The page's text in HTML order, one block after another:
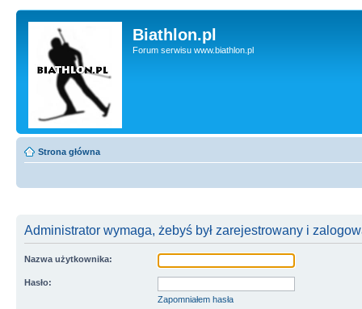
Biathlon.pl
Forum serwisu www.biathlon.pl
Strona główna
Administrator wymaga, żebyś był zarejestrowany i
Nazwa użytkownika:
Hasło:
Zapomniałem hasła